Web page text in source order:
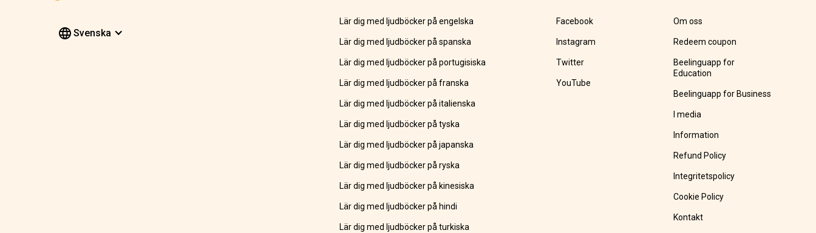
Svenska
Lär dig med ljudböcker på engelska
Lär dig med ljudböcker på spanska
Lär dig med ljudböcker på portugisiska
Lär dig med ljudböcker på franska
Lär dig med ljudböcker på italienska
Lär dig med ljudböcker på tyska
Lär dig med ljudböcker på japanska
Lär dig med ljudböcker på ryska
Lär dig med ljudböcker på kinesiska
Lär dig med ljudböcker på hindi
Lär dig med ljudböcker på turkiska
Facebook
Instagram
Twitter
YouTube
Om oss
Redeem coupon
Beelinguapp for
Education
Beelinguapp for Business
I media
Information
Refund Policy
Integritetspolicy
Cookie Policy
Kontakt